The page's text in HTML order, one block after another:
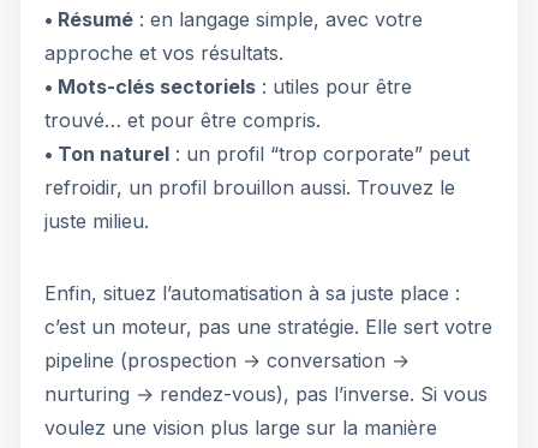
• Résumé : en langage simple, avec votre
approche et vos résultats.
• Mots-clés sectoriels : utiles pour être
trouvé… et pour être compris.
• Ton naturel : un profil “trop corporate” peut
refroidir, un profil brouillon aussi. Trouvez le
juste milieu.
Enfin, situez l’automatisation à sa juste place :
c’est un moteur, pas une stratégie. Elle sert votre
pipeline (prospection → conversation →
nurturing → rendez-vous), pas l’inverse. Si vous
voulez une vision plus large sur la manière